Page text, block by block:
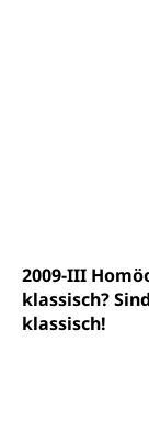
2009-III
klassisch?
klassisch!